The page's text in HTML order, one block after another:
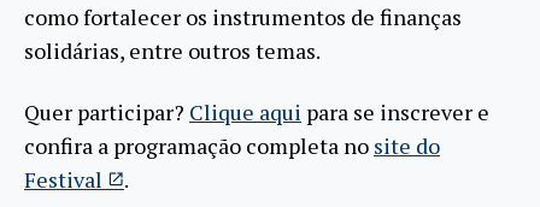
como fortalecer os instrumentos de finanças
solidárias, entre outros temas.
Quer participar? Clique aqui para se inscrever e
confira a programação completa no site do
Festival
.